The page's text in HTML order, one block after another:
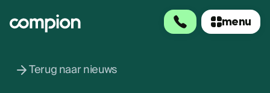
menu
Terug naar nieuws